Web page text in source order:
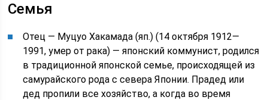
Семья
Отец — Муцуо Хакамада (яп.) (14 октября 1912—
1991, умер от рака) — японский коммунист, родился
в традиционной японской семье, происходящей из
самурайского рода с севера Японии. Прадед или
дед пропили все хозяйство, а когда во время